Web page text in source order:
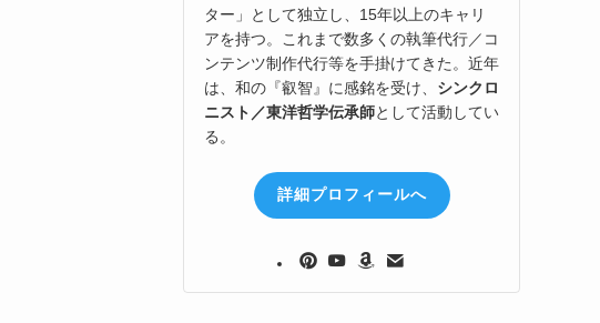
ター」として独立し、15年以上のキャリ
アを持つ。これまで数多くの執筆代行／コ
ンテンツ制作代行等を手掛けてきた。近年
は、和の『叡智』に感銘を受け、 シンクロ
ニスト／東洋哲学伝承師として活動してい
る。
詳細プロフィールへ